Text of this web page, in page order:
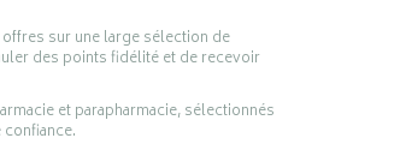
sur une large sélection de
des points fidélité et de recevoir
et parapharmacie, sélectionnés